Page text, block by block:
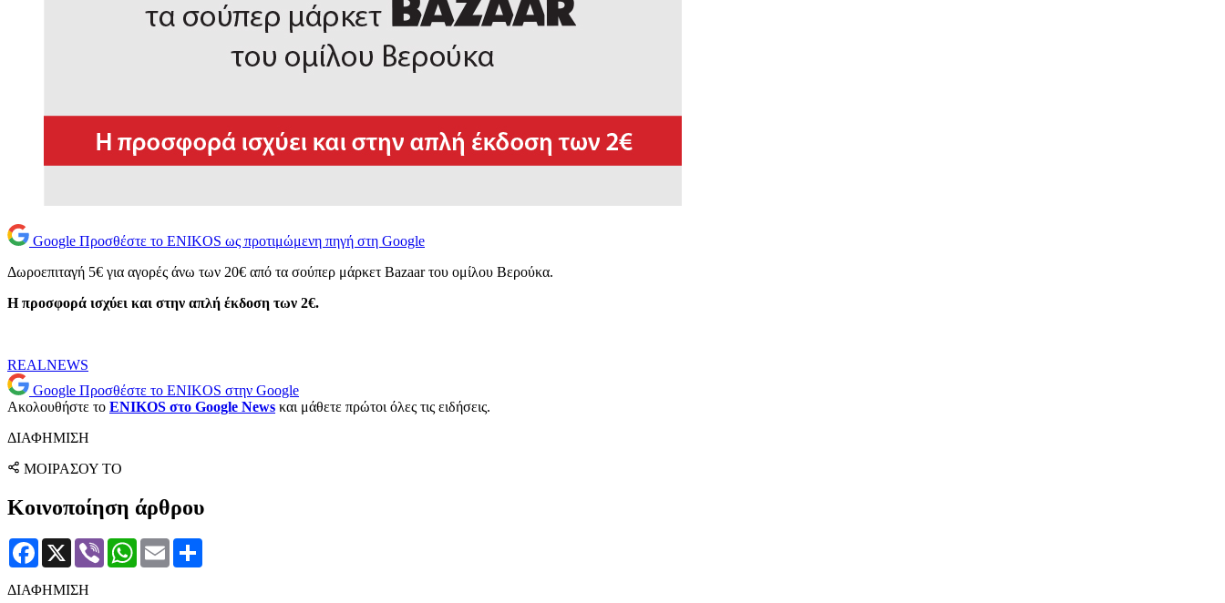
Google Προσθέστε το ENIKOS ως προτιμώμενη πηγή στη Google
Δωροεπιταγή 5€ για αγορές άνω των 20€ από τα σούπερ μάρκετ Bazaar του ομίλου Βερούκα.
Hπροσφορά ισχύει και στην απλή έκδοση των 2€.
REALNEWS
Google Προσθέστε το ENIKOS στην Google
Ακολουθήστε το ENIKOS στο Google News και μάθετε πρώτοι όλες τις ειδήσεις.
ΔΙΑΦΗΜΙΣΗ
ΜΟΙΡΑΣΟΥ ΤΟ
Κοινοποίηση άρθρου
Facebook
X Viber WhatsApp
Email
ΔΙΑΦΗΜΙΣΗ